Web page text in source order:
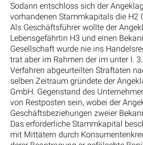
Sodann entschloss sich der
vorhandenen Stammkapitals die H2
Als Geschäftsführer wollte der
Lebensgefährtin H3 und einen
Gesellschaft wurde nie ins
trat aber im Rahmen der im unter I.
Verfahren abgeurteilten Straftaten
selben Zeitraum gründete der
GmbH. Gegenstand des
von Restposten sein, wobei der
Geschäftsbeziehungen zweier
Das erforderliche Stammkapital
mit Mittätern durch